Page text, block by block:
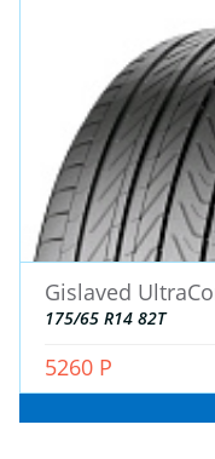
ДЛЯ
ДЛЯ
ДЛЯ
ШИНЫ
ДИСКИ
Gislaved
175/65 R14 82T
5260 Р